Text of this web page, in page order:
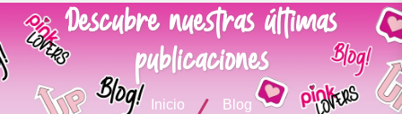
Descubre nuestras últimas
publicaciones
Inicio Blog